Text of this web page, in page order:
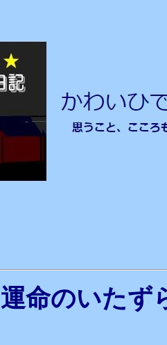
運命のいた